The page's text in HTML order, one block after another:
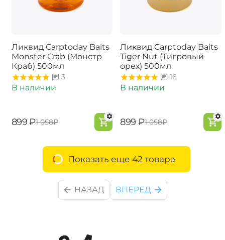
Ликвид Carptoday Baits
Monster Crab (Монстр
Краб) 500мл
3
В наличии
‍899‍ ₽‍1 058‍₽
Ликвид Carptoday Baits
Tiger Nut (Тигровый
орех) 500мл
16
В наличии
‍899‍ ₽‍1 058‍₽
Показать еще 42 товара
НАЗАД ВПЕРЕД